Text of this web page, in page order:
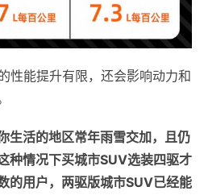
性能提升有限，还会影响动力和
生活的地区常年雨雪交加，且仍
种情况下买城市SUV选装四驱才
的用户，两驱版城市SUV已经能